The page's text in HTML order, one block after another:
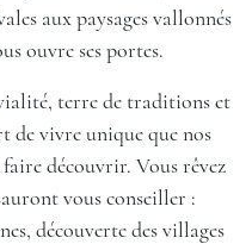
aux paysages vallonnés
ouvre ses portes.
terre de traditions et
de vivre unique que nos
découvrir. Vous rêvez
vous conseiller :
découverte des villages